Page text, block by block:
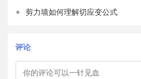
剪力墙如何理解切应变公式
评论